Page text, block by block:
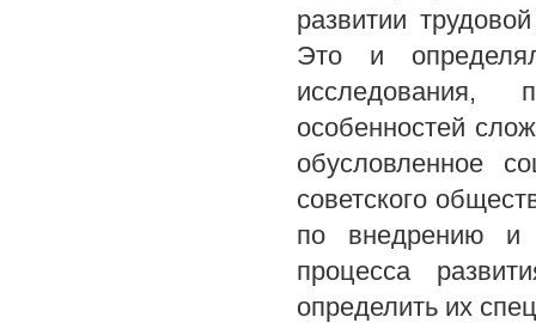
развитии
Это и
исследования,
особенностей
обусловленное
советского
по внедрению и
процесса
определить их